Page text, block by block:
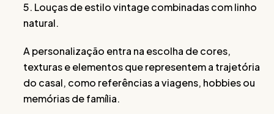
5. Louças de estilo vintage combinadas com linho
natural.
A personalização entra na escolha de cores,
texturas e elementos que representem a trajetória
do casal, como referências a viagens, hobbies ou
memórias de família.